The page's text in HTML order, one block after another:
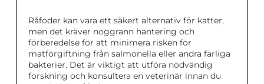
Råfoder kan vara ett säkert alternativ för katter,
men det kräver noggrann hantering och
förberedelse för att minimera risken för
matförgiftning från salmonella eller andra farliga
bakterier. Det är viktigt att utföra nödvändig
forskning och konsultera en veterinär innan du